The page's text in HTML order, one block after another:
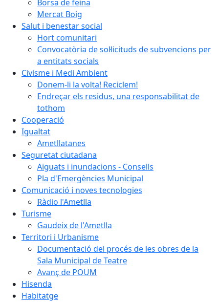
Borsa de feina
Mercat Boig
Salut i benestar social
Hort comunitari
Convocatòria de sol·licituds de subvencions per
a entitats socials
Civisme i Medi Ambient
Donem-li la volta! Reciclem!
Endreçar els residus, una responsabilitat de
tothom
Cooperació
Igualtat
Ametllatanes
Seguretat ciutadana
Aiguats i inundacions - Consells
Pla d'Emergències Municipal
Comunicació i noves tecnologies
Ràdio l'Ametlla
Turisme
Gaudeix de l'Ametlla
Territori i Urbanisme
Documentació del procés de les obres de la
Sala Municipal de Teatre
Avanç de POUM
Hisenda
Habitatge